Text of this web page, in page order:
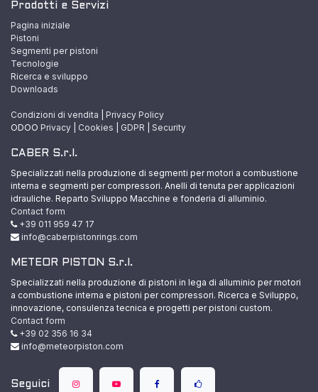
Prodotti e Servizi
Pagina iniziale
Pistoni
Segmenti per pistoni
Tecnologie
Ricerca e sviluppo
Downloads
Condizioni di vendita
Privacy Policy
ODOO Privacy Cookies GDPR Security
CABER S.r.l.
Specializzati nella produzione di segmenti per motori a combustione
interna e segmenti per compressori. Anelli di tenuta per applicazioni
idrauliche. Reparto Sviluppo Macchine e fonderia di alluminio.
Contact form
+39 011 959 47 17
info@caberpistonrings.com
METEOR PISTON S.r.l.
Specializzati nella produzione di pistoni in lega di alluminio per motori
a combustione interna e pistoni per compressori. Ricerca e Sviluppo,
innovazione, consulenza tecnica e progetti per pistoni custom.
Contact form
+39 02 356 16 34
info@meteorpiston.com
Seguici